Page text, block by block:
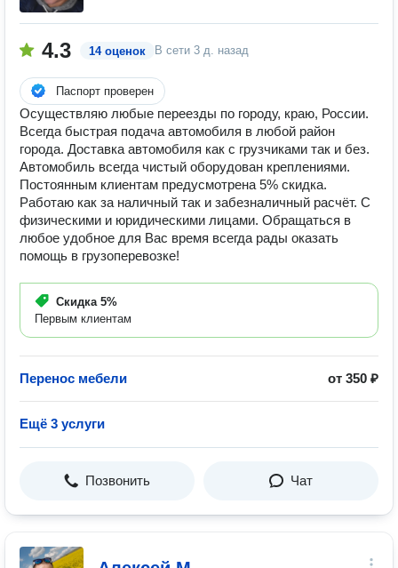
4.3 14 оценок В сети 3 д. назад
Паспорт проверен
Осуществляю любые переезды по городу, краю, России.
Всегда быстрая подача автомобиля в любой район
города. Доставка автомобиля как с грузчиками так и без.
Автомобиль всегда чистый оборудован креплениями.
Постоянным клиентам предусмотрена 5% скидка.
Работаю как за наличный так и забезналичный расчёт. С
физическими и юридическими лицами. Обращаться в
любое удобное для Вас время всегда рады оказать
помощь в грузоперевозке!
Скидка 5%
Первым клиентам
Перенос мебели от 350 ₽
Ещё 3 услуги
Позвонить Чат